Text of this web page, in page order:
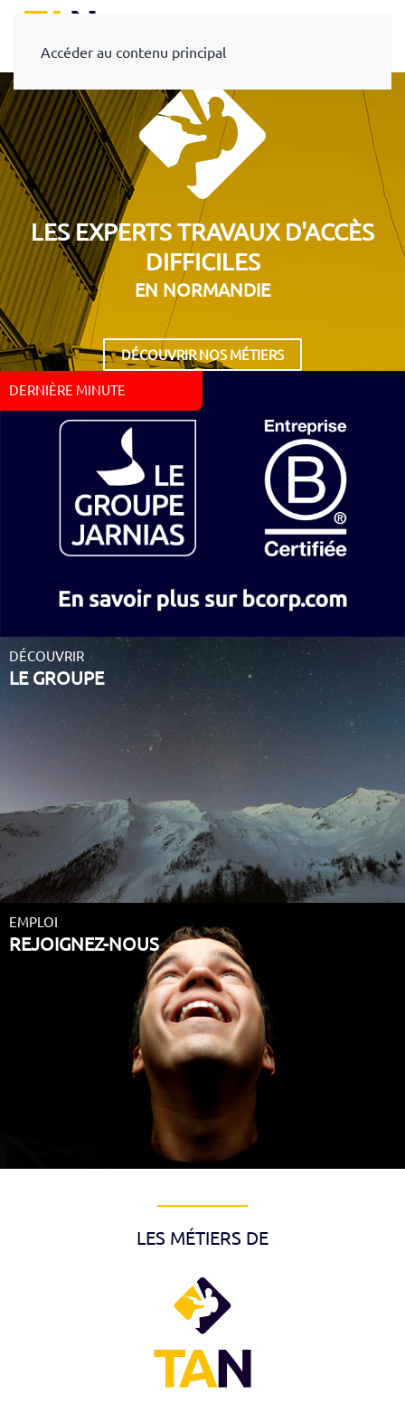
Accéder au contenu principal
LES EXPERTS TRAVAUX D'ACCÈS
DIFFICILES
EN NORMANDIE
DÉCOUVRIR NOS MÉTIERS
DERNIÈRE MINUTE
DÉCOUVRIR
LE GROUPE
EMPLOI
REJOIGNEZ-NOUS
LES MÉTIERS DE